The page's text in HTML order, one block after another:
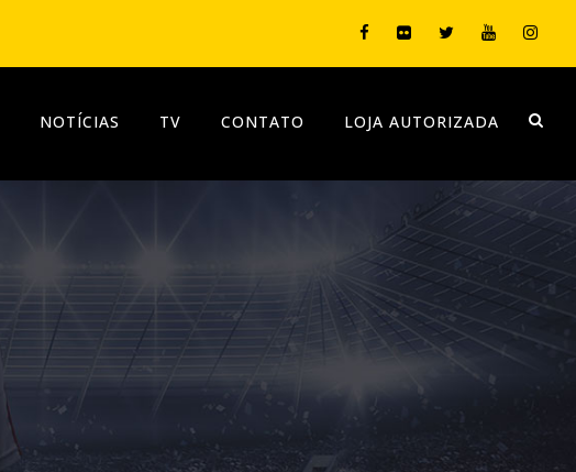
NOTÍCIAS TV CONTATO LOJA AUTORIZADA